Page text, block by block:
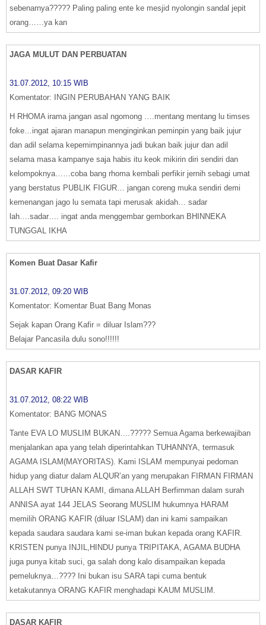
sebenarnya????? Paling paling ente ke mesjid nyolongin sandal jepit
orang……ya kan
JAGA MULUT DAN PERBUATAN
31.07.2012, 10:15 WIB
Komentator: INGIN PERUBAHAN YANG BAIK
H RHOMA irama jangan asal ngomong ….mentang mentang lu timses
foke…ingat ajaran manapun menginginkan peminpin yang baik jujur
dan adil selama kepemimpinannya jadi bukan baik jujur dan adil
selama masa kampanye saja habis itu keok mikirin diri sendiri dan
kelompoknya……coba bang rhoma kembali perfikir jernih sebagi umat
yang berstatus PUBLIK FIGUR… jangan coreng muka sendiri demi
kemenangan jago lu semata tapi merusak akidah… sadar
lah….sadar…. ingat anda menggembar gemborkan BHINNEKA
TUNGGAL IKHA
Komen Buat Dasar Kafir
31.07.2012, 09:20 WIB
Komentator: Komentar Buat Bang Monas
Sejak kapan Orang Kafir = diluar Islam???
Belajar Pancasila dulu sono!!!!!!
DASAR KAFIR
31.07.2012, 08:22 WIB
Komentator: BANG MONAS
Tante EVA LO MUSLIM BUKAN….????? Semua Agama berkewajiban
menjalankan apa yang telah diperintahkan TUHANNYA, termasuk
AGAMA ISLAM(MAYORITAS). Kami ISLAM mempunyai pedoman
hidup yang diatur dalam ALQUR’an yang merupakan FIRMAN FIRMAN
ALLAH SWT TUHAN KAMI, dimana ALLAH Berfirnman dalam surah
ANNISA ayat 144 JELAS Seorang MUSLIM hukumnya HARAM
memilih ORANG KAFIR (diluar ISLAM) dan ini kami sampaikan
kepada saudara saudara kami se-iman bukan kepada orang KAFIR.
KRISTEN punya INJIL,HINDU punya TRIPITAKA, AGAMA BUDHA
juga punya kitab suci, ga salah dong kalo disampaikan kepada
pemeluknya…???? Ini bukan isu SARA tapi cuma bentuk
ketakutannya ORANG KAFIR menghadapi KAUM MUSLIM.
DASAR KAFIR